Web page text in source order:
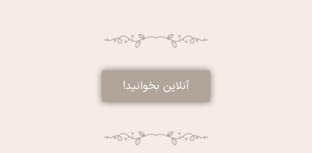
آنلاین بخوانید!